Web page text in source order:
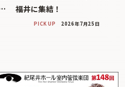
福井に集結！
PICK UP 2026年7月25日